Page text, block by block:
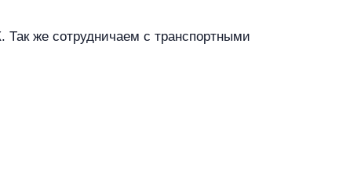
же сотрудничаем с транспортными